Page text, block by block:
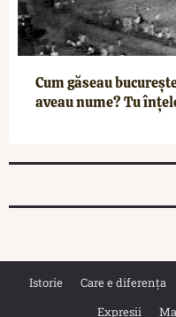
Cum găseau
aveau nume? Tu
Istorie Care e diferența
Expresii